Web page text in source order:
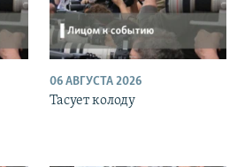
06 АВГУСТА 2026
Тасует колоду